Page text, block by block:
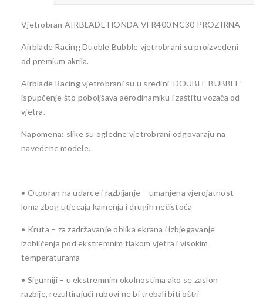
Vjetrobran AIRBLADE HONDA VFR400 NC30 PROZIRNA
Airblade Racing Duoble Bubble vjetrobrani su proizvedeni
od premium akrila.
Airblade Racing vjetrobrani su u sredini ‘DOUBLE BUBBLE’
ispupčenje što poboljšava aerodinamiku i zaštitu vozača od
vjetra.
Napomena: slike su ogledne vjetrobrani odgovaraju na
navedene modele.
• Otporan na udarce i razbijanje – umanjena vjerojatnost
loma zbog utjecaja kamenja i drugih nečistoća
• Kruta – za zadržavanje oblika ekrana i izbjegavanje
izobličenja pod ekstremnim tlakom vjetra i visokim
temperaturama
• Sigurniji – u ekstremnim okolnostima ako se zaslon
razbije, rezultirajući rubovi ne bi trebali biti oštri